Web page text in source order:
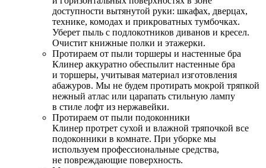
доступности вытянутой руки: шкафах, дверцах,
технике, комодах и прикроватных тумбочках.
Уберет пыль с подлокотников диванов и кресел.
Очистит книжные полки и этажерки.
Протираем от пыли торшеры и настенные бра
Клинер аккуратно обеспылит настенные бра
и торшеры, учитывая материал изготовления
абажуров. Мы не будем протирать мокрой тряпкой
нежный атлас или царапать стильную лампу
в стиле лофт из нержавейки.
Протираем от пыли подоконники
Клинер протрет сухой и влажной тряпочкой все
подоконники в комнате. При уборке мы
используем профессиональные средства,
не повреждающие поверхность.